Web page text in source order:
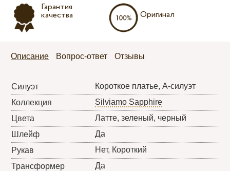
Гарантия
качества Оригинал
Описание Вопрос-ответ Отзывы
Силуэт
Короткое платье, А-силуэт
Коллекция
Silviamo Sapphire
Цвета
Латте, зеленый, черный
Шлейф
Да
Рукав
Нет, Короткий
Трансформер
Да